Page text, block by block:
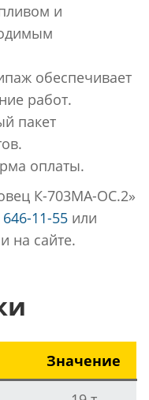
и
обеспечивает
работ.
пакет
оплаты.
К-703МА-ОС.2»
646-11-55 или
на сайте.
Значение